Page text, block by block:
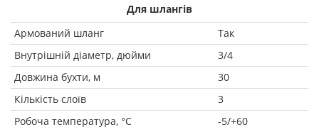
Для шлангів
Армований шланг
Так
Внутрішній діаметр, дюйми
3/4
Довжина бухти, м
30
Кількість слоїв
3
Робоча температура, °С
-5/+60